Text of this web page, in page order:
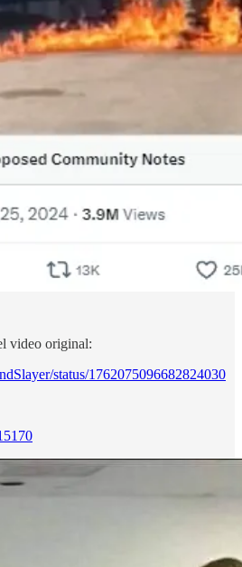
video original:
status/1762075096682824030